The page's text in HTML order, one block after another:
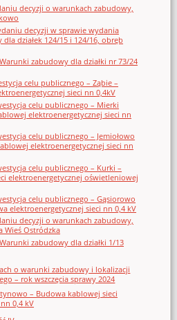
decyzji o warunkach zabudowy,
decyzji w sprawie wydania
działek 124/15 i 124/16, obręb
zabudowy dla działki nr 73/24
celu publicznego – Ząbie –
sieci nn 0,4kV
celu publicznego – Mierki
elektroenergetycznej sieci nn
celu publicznego – Jemiołowo
elektroenergetycznej sieci nn
celu publicznego – Kurki –
elektroenergetycznej oświetleniowej
celu publicznego – Gąsiorowo
elektroenergetycznej sieci nn 0,4 kV
decyzji o warunkach zabudowy,
Wieś Ostródzka
zabudowy dla działki 1/13
o warunki zabudowy i lokalizacji
– rok wszczęcia sprawy 2024
– Budowa kablowej sieci
0,4 kV